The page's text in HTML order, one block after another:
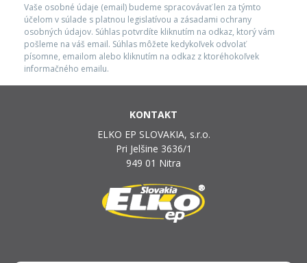
Vaše osobné údaje (email) budeme spracovávať len za týmto
účelom v súlade s platnou legislatívou a zásadami ochrany
osobných údajov. Súhlas potvrdíte kliknutím na odkaz, ktorý vám
pošleme na váš email. Súhlas môžete kedykoľvek odvolať
písomne, emailom alebo kliknutím na odkaz z ktoréhokoľvek
informačného emailu.
KONTAKT
ELKO EP SLOVAKIA, s.r.o.
Pri Jelšine 3636/1
949 01 Nitra